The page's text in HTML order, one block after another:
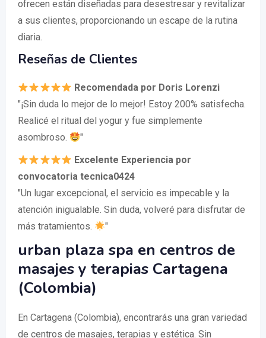
ofrecen están diseñadas para desestresar y revitalizar
a sus clientes, proporcionando un escape de la rutina
diaria.
Reseñas de Clientes
Recomendada por Doris Lorenzi
"¡Sin duda lo mejor de lo mejor! Estoy 200% satisfecha.
Realicé el ritual del yogur y fue simplemente
asombroso.
"
Excelente Experiencia por
convocatoria tecnica0424
"Un lugar excepcional, el servicio es impecable y la
atención inigualable. Sin duda, volveré para disfrutar de
más tratamientos.
"
urban plaza spa en centros de
masajes y terapias Cartagena
(Colombia)
En Cartagena (Colombia), encontrarás una gran variedad
de centros de masajes, terapias y estética. Sin